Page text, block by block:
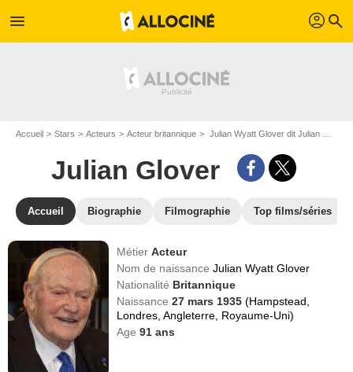
menu profil search
Accueil Stars Acteurs Acteur britannique Julian Wyatt Glover dit Julian Glover
Julian Glover
Accueil Biographie Filmographie Top films/séries
MétierActeur
Nom de naissanceJulian Wyatt Glover
Nationalité Britannique
Naissance27 mars 1935(Hampstead,
Londres, Angleterre, Royaume-Uni)
Age91 ans